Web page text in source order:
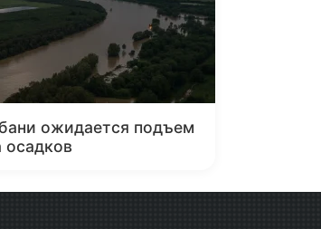
ожидается подъем
осадков